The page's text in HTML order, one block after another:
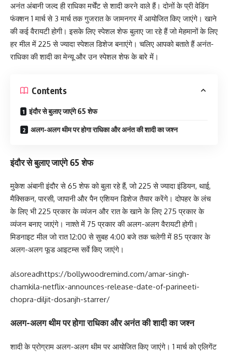
अनंत अंबानी जल्द ही राधिका मर्चेंट से शादी करने वाले हैं। दोनों के प्री वेडिंग
फंक्शन 1 मार्च से 3 मार्च तक गुजरात के जामनगर में आयोजित किए जाएंगे। खाने
की कई वैरायटी होगी। इसके लिए स्पेशल शेफ बुलाए जा रहे हैं जो मेहमानों के लिए
हर मील में 225 से ज्यादा स्पेशल डिशेज बनाएंगे। चलिए आपको बताते हैं अनंत-
राधिका की शादी का मेन्यू और उन स्पेशल शेफ के बारे में।
Contents
इंदौर से बुलाए जाएंगे 65 शेफ
अलग-अलग थीम पर होगा राधिका और अनंत की शादी का जश्न
इंदौर से बुलाए जाएंगे 65 शेफ
मुकेश अंबानी इंदौर से 65 शेफ को बुला रहे हैं, जो 225 से ज्यादा इंडियन, थाई,
मैक्सिकन, पारसी, जापानी और पैन एशियन डिशेज तैयार करेंगे। दोपहर के लंच
के लिए भी 225 प्रकार के व्यंजन और रात के खाने के लिए 275 प्रकार के
व्यंजन बनाए जाएंगे। नाश्ते में 75 प्रकार की अलग-अलग वैरायटी होगी।
मिडनाइट मील जो रात 12:00 से सुबह 4:00 बजे तक चलेगी में 85 प्रकार के
अलग-अलग फूड आइटम्स सर्वे किए जाएंगे।
alsoreadhttps://bollywoodremind.com/amar-singh-
chamkila-netflix-announces-release-date-of-parineeti-
chopra-diljit-dosanjh-starrer/
अलग-अलग थीम पर होगा राधिका और अनंत की शादी का जश्न
शादी के प्रोग्राम अलग-अलग थीम पर आयोजित किए जाएंगे। 1 मार्च को एलिगेंट